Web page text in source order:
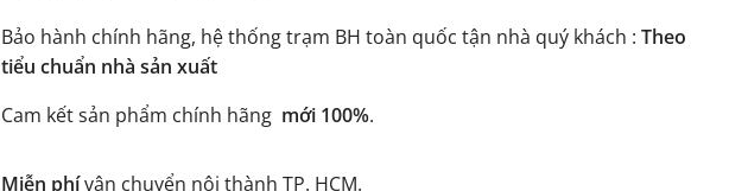
Bảo hành chính hãng, hệ thống trạm BH toàn quốc tận nhà quý khách : Theo
tiểu chuẩn nhà sản xuất
Cam kết sản phẩm chính hãng mới 100%.
Miễn phívận chuyển nội thành TP. HCM.